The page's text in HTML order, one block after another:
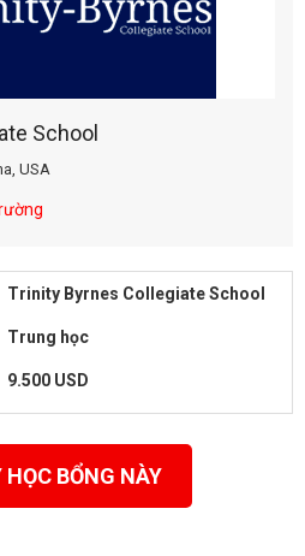
School
USA
Trinity Byrnes Collegiate School
Trung học
9.500 USD
BỔNG NÀY